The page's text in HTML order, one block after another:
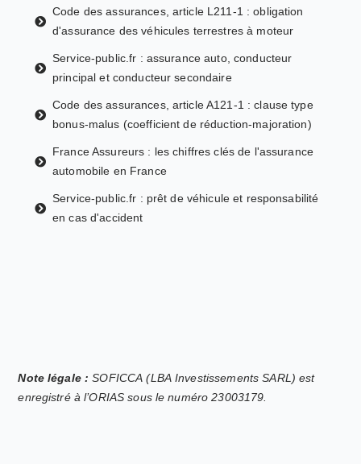
Code des assurances, article L211-1 : obligation
d'assurance des véhicules terrestres à moteur
Service-public.fr : assurance auto, conducteur
principal et conducteur secondaire
Code des assurances, article A121-1 : clause type
bonus-malus (coefficient de réduction-majoration)
France Assureurs : les chiffres clés de l'assurance
automobile en France
Service-public.fr : prêt de véhicule et responsabilité
en cas d'accident
Note légale : SOFICCA (LBA Investissements SARL) est
enregistré à l’ORIAS sous le numéro 23003179.